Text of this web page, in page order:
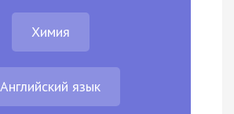
Химия
Английский язык